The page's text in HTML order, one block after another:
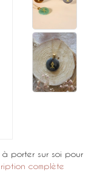
porter sur soi pour
complète